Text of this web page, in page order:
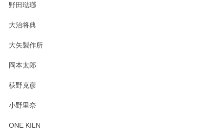
野田琺瑯
大治将典
大矢製作所
岡本太郎
荻野克彦
小野里奈
ONE KILN